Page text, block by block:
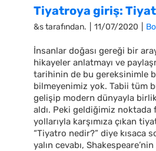
Tiyatroya giriş:
&s tarafından. 11/07/2020
İnsanlar doğası gereği bir
hikayeler anlatmayı ve
tarihinin de bu gereksinimle
bilmeyenimiz yok. Tabii tüm
gelişip modern dünyayla
aldı. Peki geldiğimiz noktada
yollarıyla karşımıza çıkan
“Tiyatro nedir?” diye kısaca
yalın cevabı,